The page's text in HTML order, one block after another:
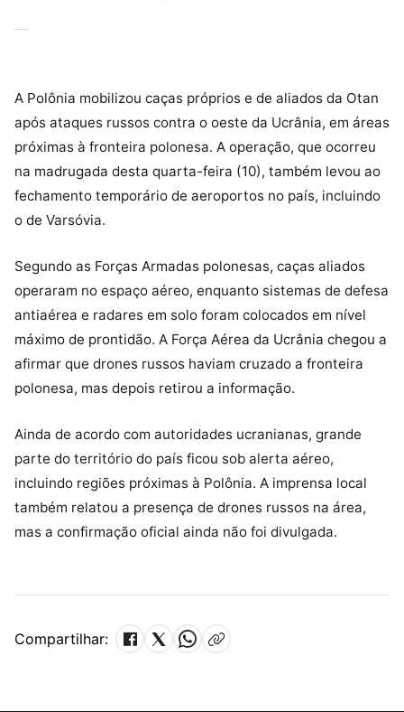
A Polônia mobilizou caças próprios e de aliados da Otan
após ataques russos contra o oeste da Ucrânia, em áreas
próximas à fronteira polonesa. A operação, que ocorreu
na madrugada desta quarta-feira (10), também levou ao
fechamento temporário de aeroportos no país, incluindo
o de Varsóvia.
Segundo as Forças Armadas polonesas, caças aliados
operaram no espaço aéreo, enquanto sistemas de defesa
antiaérea e radares em solo foram colocados em nível
máximo de prontidão. A Força Aérea da Ucrânia chegou a
afirmar que drones russos haviam cruzado a fronteira
polonesa, mas depois retirou a informação.
Ainda de acordo com autoridades ucranianas, grande
parte do território do país ficou sob alerta aéreo,
incluindo regiões próximas à Polônia. A imprensa local
também relatou a presença de drones russos na área,
mas a confirmação oficial ainda não foi divulgada.
Compartilhar: